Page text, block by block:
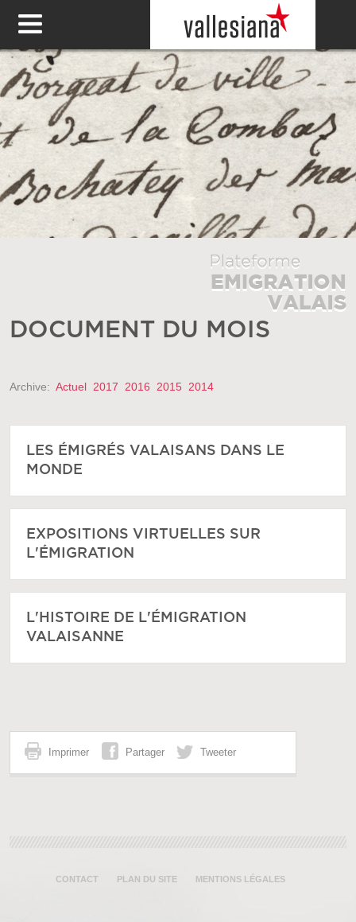
DOCUMENT DU MOIS
Archive: Actuel 2017 2016 2015 2014
LES ÉMIGRÉS VALAISANS DANS LE
MONDE
EXPOSITIONS VIRTUELLES SUR
L'ÉMIGRATION
L'HISTOIRE DE L'ÉMIGRATION
VALAISANNE
Imprimer Partager Tweeter
CONTACT PLAN DU SITE MENTIONS LÉGALES